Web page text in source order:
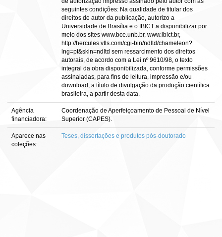
seguintes condições: Na qualidade de titular dos
direitos de autor da publicação, autorizo a
Universidade de Brasília e o IBICT a disponibilizar por
meio dos sites www.bce.unb.br, www.ibict.br,
http://hercules.vtls.com/cgi-bin/ndltd/chameleon?
lng=pt&skin=ndltd sem ressarcimento dos direitos
autorais, de acordo com a Lei nº 9610/98, o texto
integral da obra disponibilizada, conforme permissões
assinaladas, para fins de leitura, impressão e/ou
download, a título de divulgação da produção científica
brasileira, a partir desta data.
Agência
financiadora:
Coordenação de Aperfeiçoamento de Pessoal de Nível
Superior (CAPES).
Aparece nas
coleções:
Teses, dissertações e produtos pós-doutorado